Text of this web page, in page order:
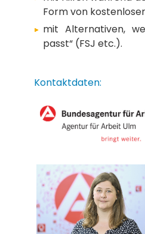
Form von
mit Alternativen,
passt“ (FSJ etc.).
Kontaktdaten: